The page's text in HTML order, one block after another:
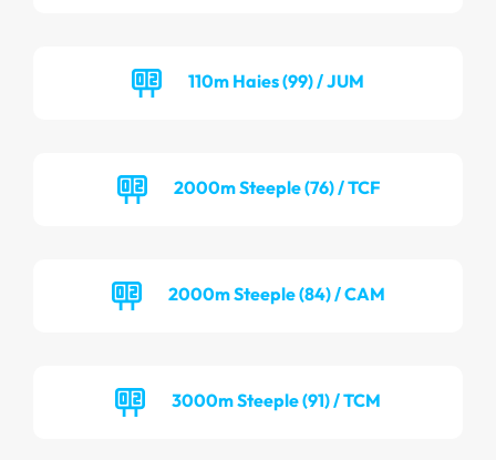
110m Haies (99) / JUM
2000m Steeple (76) / TCF
2000m Steeple (84) / CAM
3000m Steeple (91) / TCM